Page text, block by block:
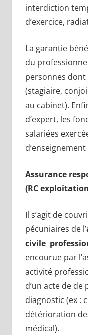
interdiction
d’exercice,
La garantie
du
personnes
(stagiaire,
au cabinet).
d’expert, les
salariées
Assurance
(RC
Il s’agit de
pécuniaires de l’
civile
encourue par
activité
d’un acte de
diagnostic (ex :
détérioration
médical).